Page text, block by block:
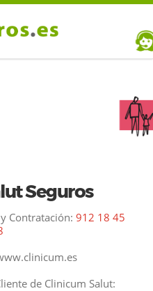
Seguros
Contratación: 912 18 45
de Clinicum Salut: